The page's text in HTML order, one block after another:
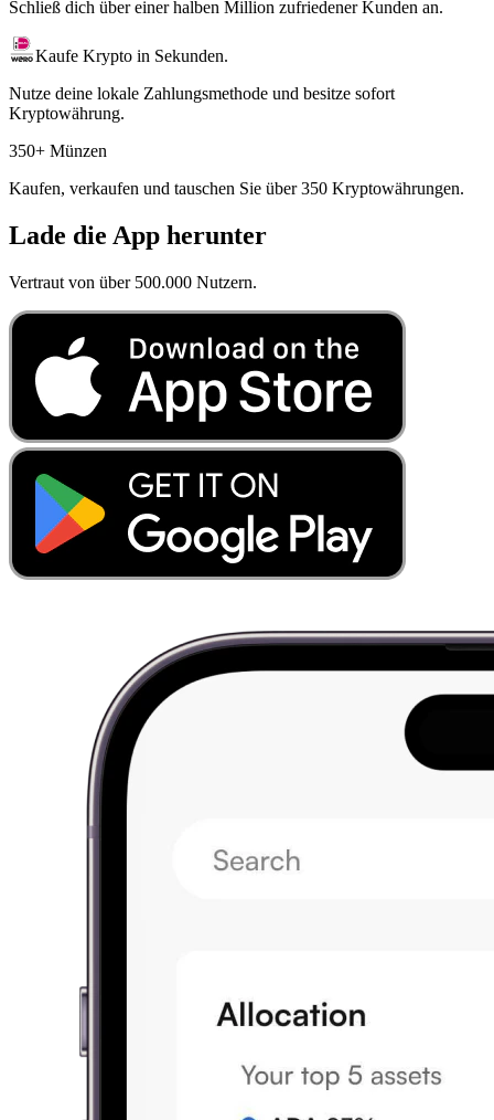
Schließ dich über einer halben Million zufriedener Kunden an.
Kaufe Krypto in Sekunden.
Nutze deine lokale Zahlungsmethode und besitze sofort
Kryptowährung.
350+ Münzen
Kaufen, verkaufen und tauschen Sie über 350 Kryptowährungen.
Lade die App herunter
Vertraut von über 500.000 Nutzern.